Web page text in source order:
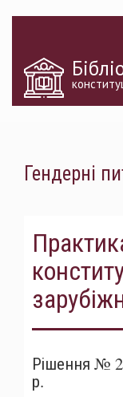
Гендерні
Рішення №
р.